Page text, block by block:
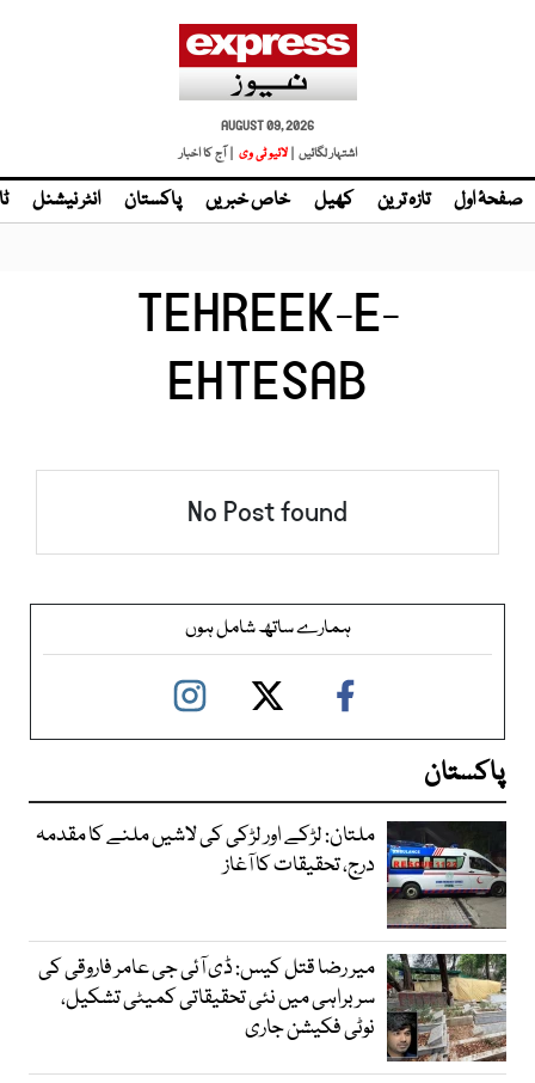
AUGUST 09, 2026
اشتہار لگائیں | لائیو ٹی وی | آج کا اخبار
صفحۂ اول تازہ ترین کھیل خاص خبریں پاکستان انٹر نیشنل
TEHREEK-E-
EHTESAB
No Post found
ہمارے ساتھ شامل ہوں
پاکستان
ملتان: لڑکے اور لڑکی کی لاشیں ملنے کا مقدمہ
درج، تحقیقات کا آغاز
میر رضا قتل کیس: ڈی آئی جی عامر فاروقی کی
سربراہی میں نئی تحقیقاتی کمیٹی تشکیل،
نوٹی فکیشن جاری